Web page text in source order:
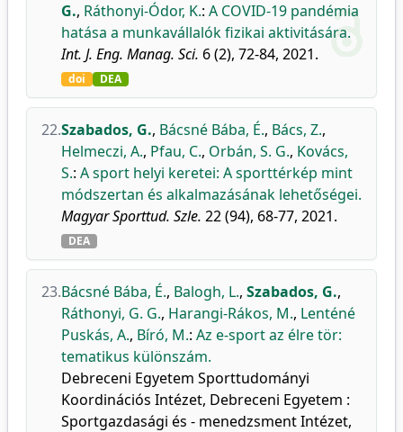
G., Ráthonyi-Ódor, K.: A COVID-19 pandémia
hatása a munkavállalók fizikai aktivitására.
Int. J. Eng. Manag. Sci. 6 (2), 72-84, 2021.
doi DEA
22.Szabados, G., Bácsné Bába, É., Bács, Z.,
Helmeczi, A., Pfau, C., Orbán, S. G., Kovács,
S.: A sport helyi keretei: A sporttérkép mint
módszertan és alkalmazásának lehetőségei.
Magyar Sporttud. Szle. 22 (94), 68-77, 2021.
DEA
23.Bácsné Bába, É., Balogh, L., Szabados, G.,
Ráthonyi, G. G., Harangi-Rákos, M., Lenténé
Puskás, A., Bíró, M.: Az e-sport az élre tör:
tematikus különszám.
Debreceni Egyetem Sporttudományi
Koordinációs Intézet, Debreceni Egyetem :
Sportgazdasági és - menedzsment Intézet,